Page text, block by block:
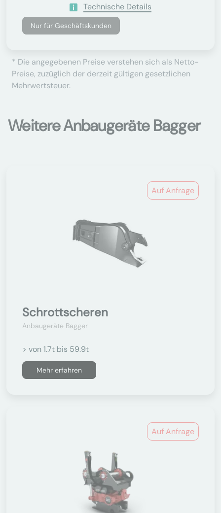
Technische Details
Nur für Geschäftskunden
* Die angegebenen Preise verstehen sich als Netto-
Preise, zuzüglich der derzeit gültigen gesetzlichen
Mehrwertsteuer.
Weitere Anbaugeräte Bagger
Auf Anfrage
Schrottscheren
Anbaugeräte Bagger
> von 1.7t bis 59.9t
Mehr erfahren
Auf Anfrage